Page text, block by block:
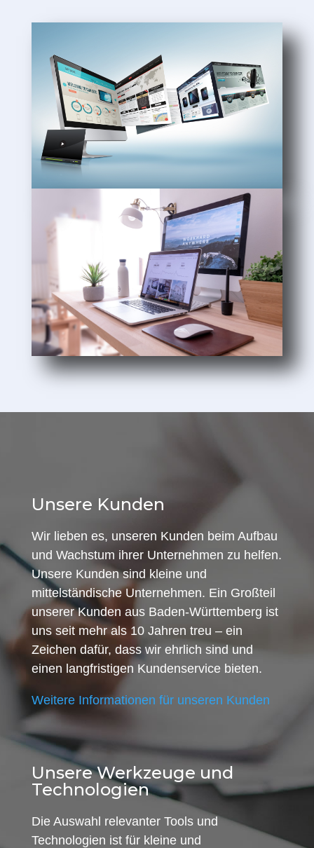
Unsere Kunden
Wir lieben es, unseren Kunden beim Aufbau
und Wachstum ihrer Unternehmen zu helfen.
Unsere Kunden sind kleine und
mittelständische Unternehmen. Ein Großteil
unserer Kunden aus Baden-Württemberg ist
uns seit mehr als 10 Jahren treu – ein
Zeichen dafür, dass wir ehrlich sind und
einen langfristigen Kundenservice bieten.
Weitere Informationen für unseren Kunden
Unsere Werkzeuge und
Technologien
Die Auswahl relevanter Tools und
Technologien ist für kleine und